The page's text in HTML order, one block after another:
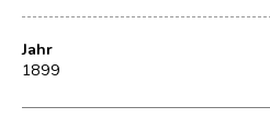
Jahr
1899